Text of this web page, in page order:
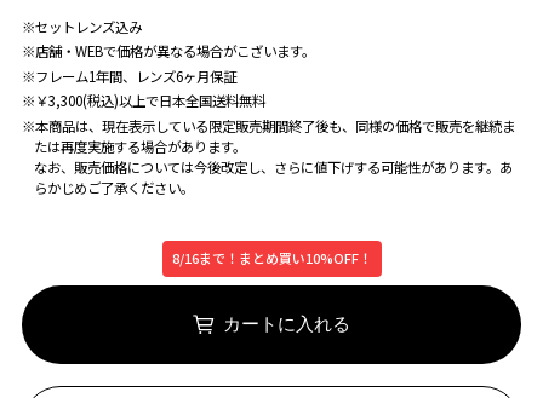
※セットレンズ込み
※店舗・WEBで価格が異なる場合がこざいます。
※フレーム1年間、レンズ6ヶ月保証
※￥3,300(税込)以上で日本全国送料無料
※本商品は、現在表示している限定販売期間終了後も、同様の価格で販売を継続ま
たは再度実施する場合があります。
なお、販売価格については今後改定し、さらに値下げする可能性があります。あ
らかじめご了承ください。
8/16まで！まとめ買い10%OFF！
カートに入れる